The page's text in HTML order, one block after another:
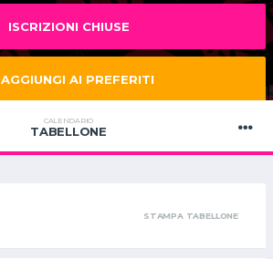
ISCRIZIONI CHIUSE
AGGIUNGI AI PREFERITI
CALENDARIO
TABELLONE
STAMPA TABELLONE